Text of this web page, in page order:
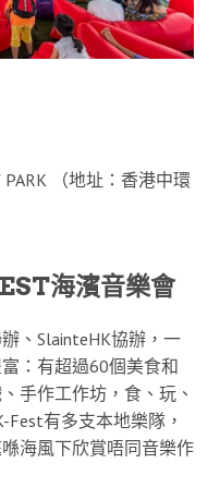
（地址：香港中環
海濱音樂會
、SlainteHK協辦，一
：有超過60個美食和
手作工作坊，食、玩、
有多支本地樂隊，
海風下欣賞唔同音樂作